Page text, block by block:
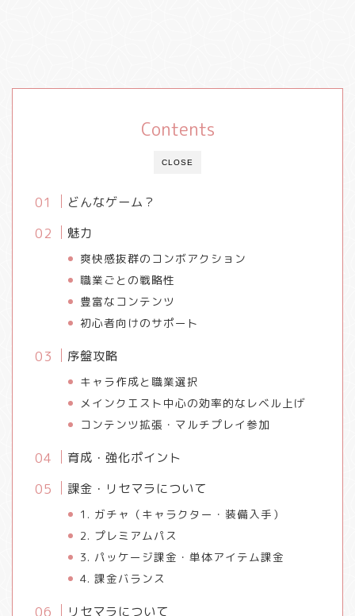
CLOSE
Contents
どんなゲーム？
魅力
爽快感抜群のコンボアクション
職業ごとの戦略性
豊富なコンテンツ
初心者向けのサポート
序盤攻略
キャラ作成と職業選択
メインクエスト中心の効率的なレベル上げ
コンテンツ拡張・マルチプレイ参加
育成・強化ポイント
課金・リセマラについて
1. ガチャ（キャラクター・装備入手）
2. プレミアムパス
3. パッケージ課金・単体アイテム課金
4. 課金バランス
リセマラについて